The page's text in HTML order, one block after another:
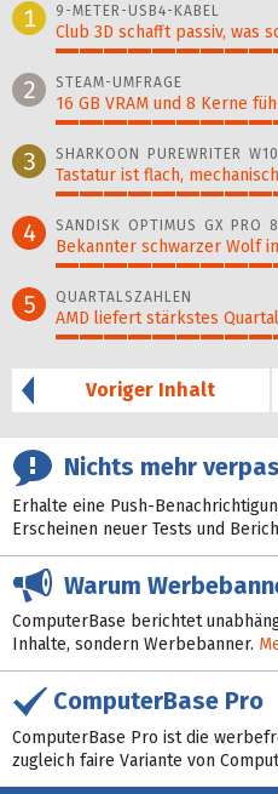
1
9-METER-USB4-KABEL
Club 3D schafft passiv, was
100%
2 STEAM-UMFRAGE
16 GB VRAM und 8 Kerne
92%
3 SHARKOON PUREWRITER
Tastatur ist flach,
88%
4 SANDISK OPTIMUS GX PRO
Bekannter schwarzer Wolf
87%
5 QUARTALSZAHLEN
AMD liefert stärkstes
64%
Voriger Inhalt
Nichts mehr
Erhalte eine Push-
Erscheinen neuer Tests und
Warum
ComputerBase berichtet
Inhalte, sondern Werbebanner.
ComputerBase Pro
ComputerBase Pro ist die
zugleich faire Variante von